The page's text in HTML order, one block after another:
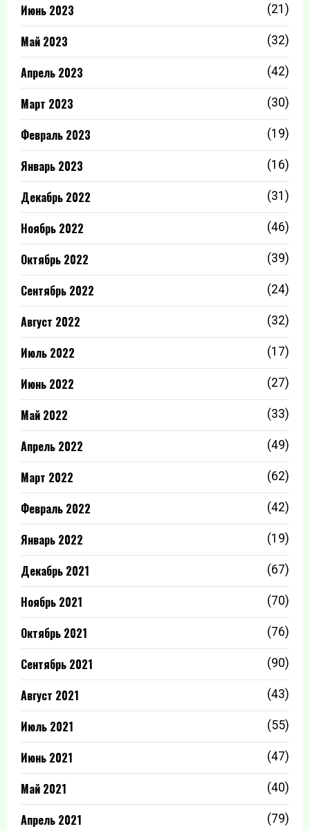
Июнь 2023 (21)
Май 2023 (32)
Апрель 2023 (42)
Март 2023 (30)
Февраль 2023 (19)
Январь 2023 (16)
Декабрь 2022 (31)
Ноябрь 2022 (46)
Октябрь 2022 (39)
Сентябрь 2022 (24)
Август 2022 (32)
Июль 2022 (17)
Июнь 2022 (27)
Май 2022 (33)
Апрель 2022 (49)
Март 2022 (62)
Февраль 2022 (42)
Январь 2022 (19)
Декабрь 2021 (67)
Ноябрь 2021 (70)
Октябрь 2021 (76)
Сентябрь 2021 (90)
Август 2021 (43)
Июль 2021 (55)
Июнь 2021 (47)
Май 2021 (40)
Апрель 2021 (79)